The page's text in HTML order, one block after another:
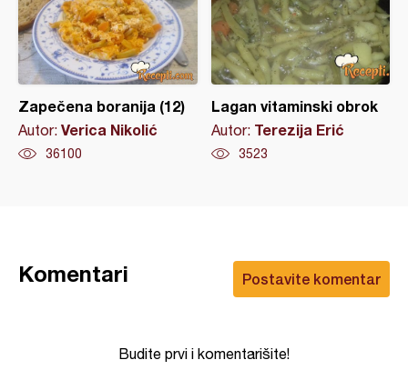
Zapečena boranija (12)
Autor: Verica Nikolić
36100
Lagan vitaminski obrok
Autor: Terezija Erić
3523
Postavite komentar
Komentari
Budite prvi i komentarišite!